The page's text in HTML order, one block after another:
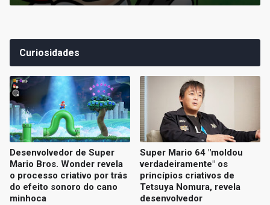
Curiosidades
Desenvolvedor de Super
Mario Bros. Wonder revela
o processo criativo por trás
do efeito sonoro do cano
minhoca
Super Mario 64 "moldou
verdadeiramente" os
princípios criativos de
Tetsuya Nomura, revela
desenvolvedor